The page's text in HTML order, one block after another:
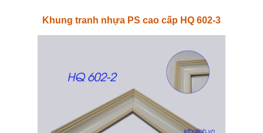
Khung tranh nhựa PS cao cấp HQ 602-3